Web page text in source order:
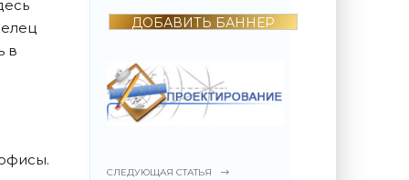
в
ДОБАВИТЬ БАННЕР
СЛЕДУЮЩАЯ СТАТЬЯ